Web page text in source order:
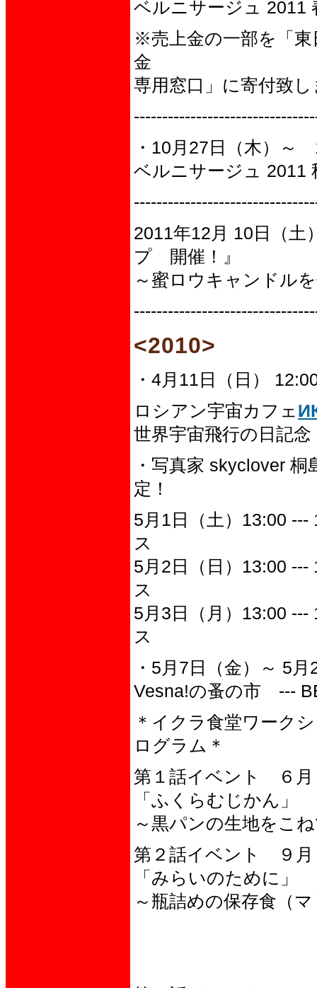
ベルニサージュ 2011
※売上金の一部を「東
金
専用窓口」に寄付致
・10月27日（木）
ベルニサージュ 2011
2011年12月 10日（
プ 開催！』
～蜜ロウキャンドル
<2010>
・4月11日（日）
ロシアン宇宙カフェ
世界宇宙飛行の日記
・写真家 skyclover
定！
5月1日（土）13:00
ス
5月2日（日）13:00
ス
5月3日（月）13:00
ス
・5月7日（金）～ 5
Vesna!の蚤の市 ---
＊イクラ食堂ワーク
ログラム＊
第１話イベント ６月
「ふくらむじかん」
～黒パンの生地をこ
第２話イベント ９月
「みらいのために」
～瓶詰めの保存食（